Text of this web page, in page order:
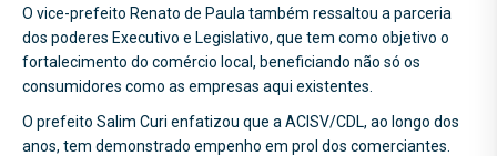
O vice-prefeito Renato de Paula também ressaltou a parceria
dos poderes Executivo e Legislativo, que tem como objetivo o
fortalecimento do comércio local, beneficiando não só os
consumidores como as empresas aqui existentes.
O prefeito Salim Curi enfatizou que a ACISV/CDL, ao longo dos
anos, tem demonstrado empenho em prol dos comerciantes.